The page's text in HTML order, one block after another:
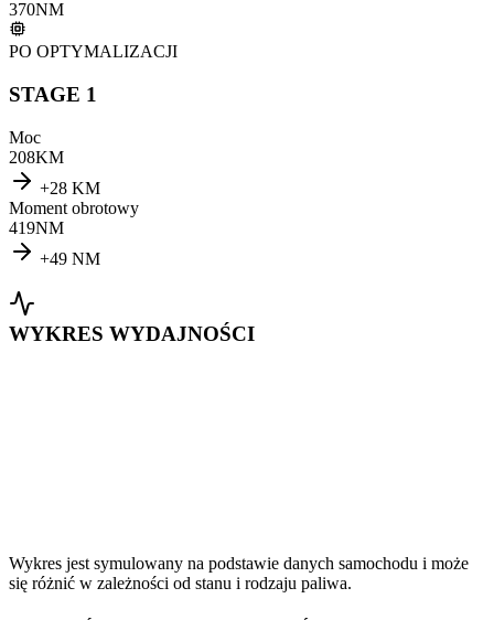
370NM
PO OPTYMALIZACJI
STAGE 1
Moc
208KM
+28 KM
Moment obrotowy
419NM
+49 NM
WYKRES WYDAJNOŚCI
Wykres jest symulowany na podstawie danych samochodu i może
się różnić w zależności od stanu i rodzaju paliwa.